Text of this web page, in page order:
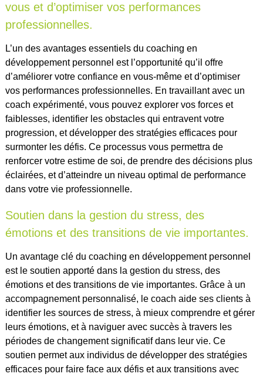
vous et d’optimiser vos performances
professionnelles.
L’un des avantages essentiels du coaching en
développement personnel est l’opportunité qu’il offre
d’améliorer votre confiance en vous-même et d’optimiser
vos performances professionnelles. En travaillant avec un
coach expérimenté, vous pouvez explorer vos forces et
faiblesses, identifier les obstacles qui entravent votre
progression, et développer des stratégies efficaces pour
surmonter les défis. Ce processus vous permettra de
renforcer votre estime de soi, de prendre des décisions plus
éclairées, et d’atteindre un niveau optimal de performance
dans votre vie professionnelle.
Soutien dans la gestion du stress, des
émotions et des transitions de vie importantes.
Un avantage clé du coaching en développement personnel
est le soutien apporté dans la gestion du stress, des
émotions et des transitions de vie importantes. Grâce à un
accompagnement personnalisé, le coach aide ses clients à
identifier les sources de stress, à mieux comprendre et gérer
leurs émotions, et à naviguer avec succès à travers les
périodes de changement significatif dans leur vie. Ce
soutien permet aux individus de développer des stratégies
efficaces pour faire face aux défis et aux transitions avec